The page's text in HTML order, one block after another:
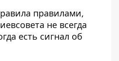
правилами,
не всегда
есть сигнал об